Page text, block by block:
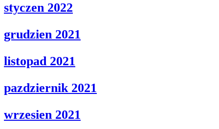
styczen 2022
grudzien 2021
listopad 2021
pazdziernik 2021
wrzesien 2021